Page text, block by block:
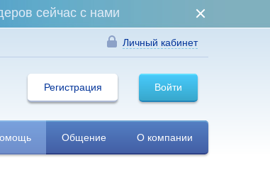
сейчас с нами
Личный кабинет
Войти
Регистрация
Общение О компании